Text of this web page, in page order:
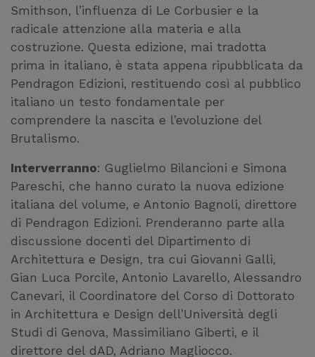
Smithson, l’influenza di Le Corbusier e la
radicale attenzione alla materia e alla
costruzione. Questa edizione, mai tradotta
prima in italiano, è stata appena ripubblicata da
Pendragon Edizioni, restituendo così al pubblico
italiano un testo fondamentale per
comprendere la nascita e l’evoluzione del
Brutalismo.
Interverranno: Guglielmo Bilancioni e Simona
Pareschi, che hanno curato la nuova edizione
italiana del volume, e Antonio Bagnoli, direttore
di Pendragon Edizioni. Prenderanno parte alla
discussione docenti del Dipartimento di
Architettura e Design, tra cui Giovanni Galli,
Gian Luca Porcile, Antonio Lavarello, Alessandro
Canevari, il Coordinatore del Corso di Dottorato
in Architettura e Design dell’Università degli
Studi di Genova, Massimiliano Giberti, e il
direttore del dAD, Adriano Magliocco.